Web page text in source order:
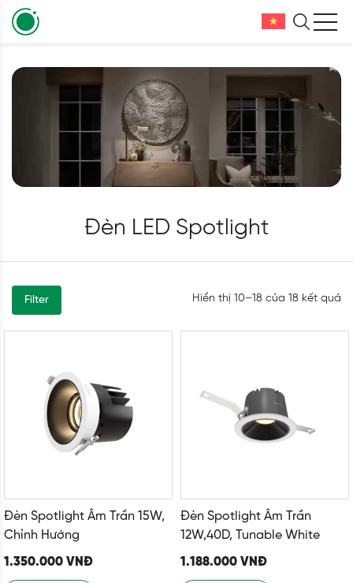
Đèn LED Spotlight
Filter Hiển thị 10–18 của 18 kết quả
Đèn Spotlight Âm Trần 15W,
Chỉnh Hướng
1.350.000 VNĐ
Đèn Spotlight Âm Trần
12W,40D, Tunable White
1.188.000 VNĐ